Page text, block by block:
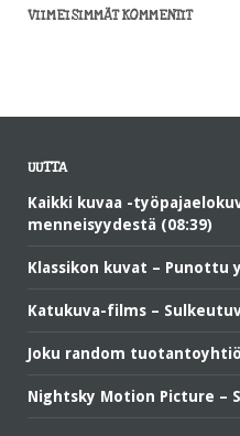
VIIMEISIMMÄT KOMMENTIT
UUTTA
Kaikki kuvaa -
menneisyydestä (08:39)
Klassikon kuvat – Punottu
Katukuva-films –
Joku random
Nightsky Motion Picture –